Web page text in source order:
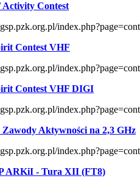
Activity Contest
Contest VHF
Contest VHF DIGI
Zawody Aktywności na 2,3 GHz
ARKiI - Tura XII (FT8)